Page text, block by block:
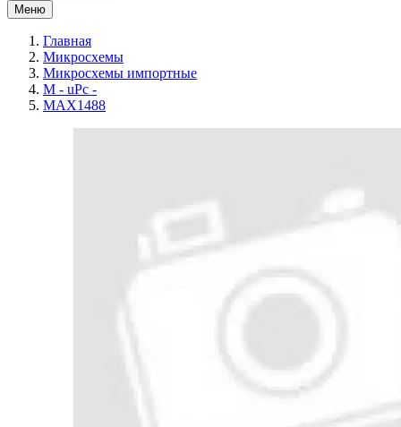
Меню
Главная
Микросхемы
Микросхемы импортные
M - uPc -
MAX1488